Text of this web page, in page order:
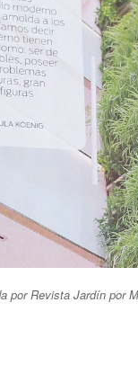
por Revista Jardín por